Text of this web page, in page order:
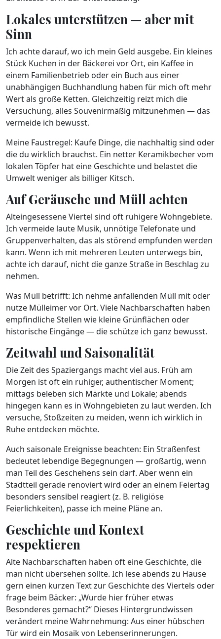
Lokales unterstützen — aber mit
Sinn
Ich achte darauf, wo ich mein Geld ausgebe. Ein kleines
Stück Kuchen in der Bäckerei vor Ort, ein Kaffee in
einem Familienbetrieb oder ein Buch aus einer
unabhängigen Buchhandlung haben für mich oft mehr
Wert als große Ketten. Gleichzeitig reizt mich die
Versuchung, alles Souvenirmäßig mitzunehmen — das
vermeide ich bewusst.
Meine Faustregel: Kaufe Dinge, die nachhaltig sind oder
die du wirklich brauchst. Ein netter Keramikbecher vom
lokalen Töpfer hat eine Geschichte und belastet die
Umwelt weniger als billiger Kitsch.
Auf Geräusche und Müll achten
Alteingesessene Viertel sind oft ruhigere Wohngebiete.
Ich vermeide laute Musik, unnötige Telefonate und
Gruppenverhalten, das als störend empfunden werden
kann. Wenn ich mit mehreren Leuten unterwegs bin,
achte ich darauf, nicht die ganze Straße in Beschlag zu
nehmen.
Was Müll betrifft: Ich nehme anfallenden Müll mit oder
nutze Mülleimer vor Ort. Viele Nachbarschaften haben
empfindliche Stellen wie kleine Grünflächen oder
historische Eingänge — die schütze ich ganz bewusst.
Zeitwahl und Saisonalität
Die Zeit des Spaziergangs macht viel aus. Früh am
Morgen ist oft ein ruhiger, authentischer Moment;
mittags beleben sich Märkte und Lokale; abends
hingegen kann es in Wohngebieten zu laut werden. Ich
versuche, Stoßzeiten zu meiden, wenn ich wirklich in
Ruhe entdecken möchte.
Auch saisonale Ereignisse beachten: Ein Straßenfest
bedeutet lebendige Begegnungen — großartig, wenn
man Teil des Geschehens sein darf. Aber wenn ein
Stadtteil gerade renoviert wird oder an einem Feiertag
besonders sensibel reagiert (z. B. religiöse
Feierlichkeiten), passe ich meine Pläne an.
Geschichte und Kontext
respektieren
Alte Nachbarschaften haben oft eine Geschichte, die
man nicht übersehen sollte. Ich lese abends zu Hause
gern einen kurzen Text zur Geschichte des Viertels oder
frage beim Bäcker: „Wurde hier früher etwas
Besonderes gemacht?“ Dieses Hintergrundwissen
verändert meine Wahrnehmung: Aus einer hübschen
Tür wird ein Mosaik von Lebenserinnerungen.